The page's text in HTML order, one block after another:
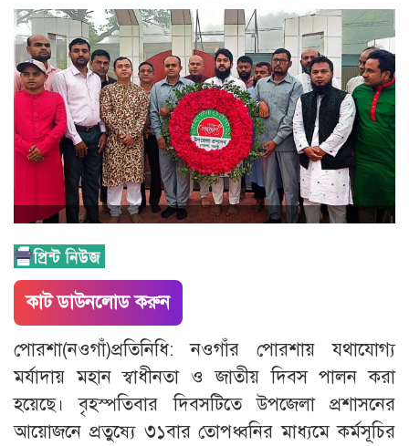
কাট ডাউনলোড করুন
পোরশা(নওগাঁ)প্রতিনিধি: নওগাঁর পোরশায় যথাযোগ্য
মর্যাদায় মহান স্বাধীনতা ও জাতীয় দিবস পালন করা
হয়েছে। বৃহস্পতিবার দিবসটিতে উপজেলা প্রশাসনের
আয়োজনে প্রতুষ্যে ৩১বার তোপধ্বনির মাধ্যমে কর্মসূচির